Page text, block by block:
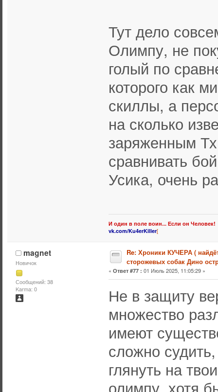
Тут дело
Олимпу, не
голый по
которого как
скиллы, а
на сколько
заряженным
сравнивать
Усика, очень
И один в поле воин... Если он Человек!
vk.com/Ku4erKiller[
magnet
Новичок
Сообщений: 38
Karma: 0
Re: Хроники КУЧЕРА (
сторожевых собак Дино
« Ответ #77 : 01 Июль 2025, 11:05:29 »
Не в защиту
множество
имеют
сложно
глянуть на
олимпу, хотя